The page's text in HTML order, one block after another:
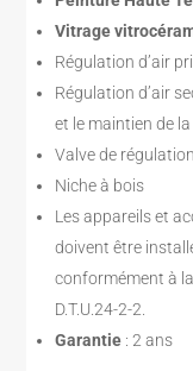
Vitrage
Régulation d’air
Régulation d’air
et le maintien de
Valve de
Niche à bois
Les appareils et
doivent être
conformément à
D.T.U.24-2-2.
Garantie : 2 ans